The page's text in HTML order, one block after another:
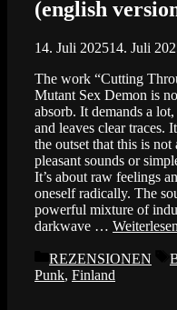
(english
14. Juli 202514. Juli
The work “Cutting
Mutant Sex Demon is
absorb. It demands a
and leaves clear traces.
the outset that this is not
pleasant sounds or
It’s about raw feelings
oneself radically. The
powerful mixture of
darkwave … Weiterlesen
Kategorien
REZENSIONEN
Punk, Finland